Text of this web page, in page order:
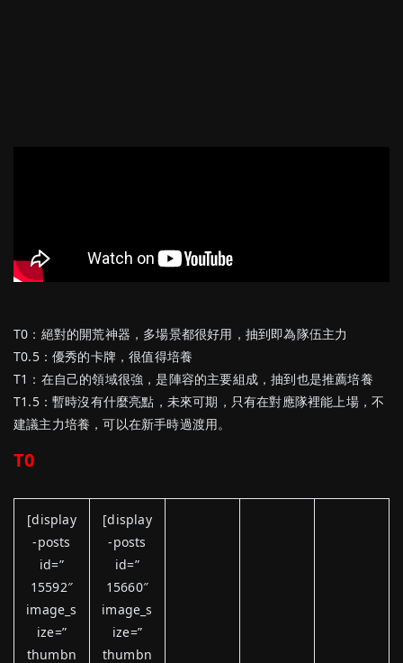
T0：絕對的開荒神器，多場景都很好用，抽到即為隊伍主力
T0.5：優秀的卡牌，很值得培養
T1：在自己的領域很強，是陣容的主要組成，抽到也是推薦培養
T1.5：暫時沒有什麼亮點，未來可期，只有在對應隊裡能上場，不
建議主力培養，可以在新手時過渡用。
T0
[display
-posts
id=”
15592″
image_s
ize=”
thumbn
[display
-posts
id=”
15660″
image_s
ize=”
thumbn